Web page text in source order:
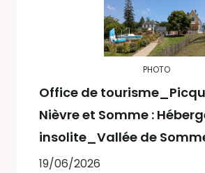
PHOTO
Office de
Nièvre et Somme :
insolite_Vallée de
19/06/2026